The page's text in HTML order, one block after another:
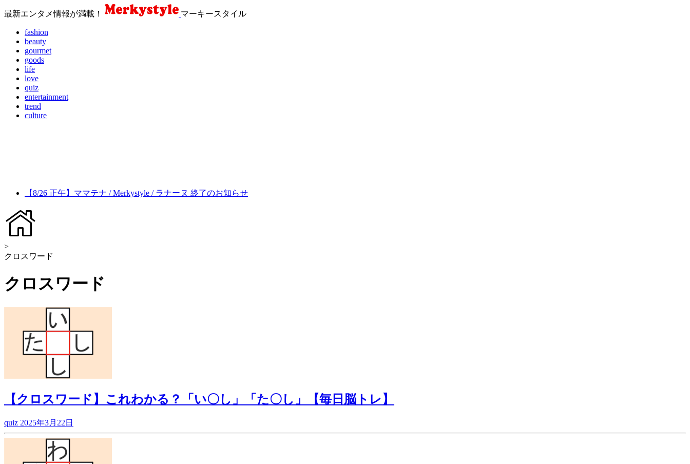
最新エンタメ情報が満載！ マーキースタイル
fashion
beauty
gourmet
goods
life
love
quiz
entertainment
trend
culture
【8/26 正午】ママテナ / Merkystyle / ラナーヌ 終了のお知らせ
>
クロスワード
クロスワード
【クロスワード】これわかる？「い〇し」「た〇し」【毎日脳トレ】
quiz 2025年3月22日